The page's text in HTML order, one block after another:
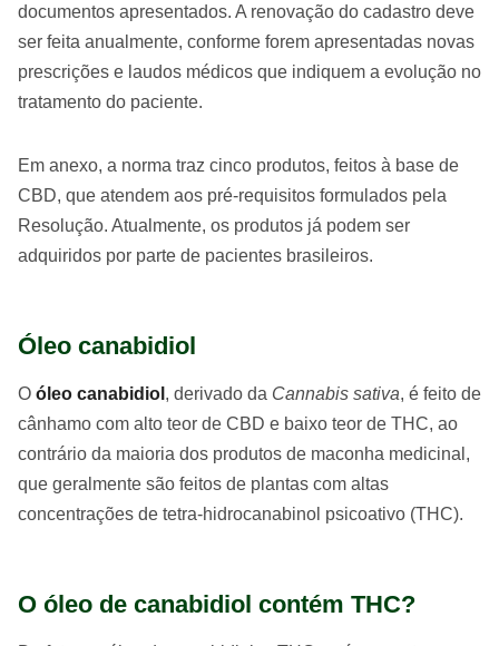
documentos apresentados. A renovação do cadastro deve
ser feita anualmente, conforme forem apresentadas novas
prescrições e laudos médicos que indiquem a evolução no
tratamento do paciente.
Em anexo, a norma traz cinco produtos, feitos à base de
CBD, que atendem aos pré-requisitos formulados pela
Resolução. Atualmente, os produtos já podem ser
adquiridos por parte de pacientes brasileiros.
Óleo canabidiol
O óleo canabidiol , derivado da Cannabis sativa, é feito de
cânhamo com alto teor de CBD e baixo teor de THC, ao
contrário da maioria dos produtos de maconha medicinal,
que geralmente são feitos de plantas com altas
concentrações de tetra-hidrocanabinol psicoativo (THC).
O óleo de canabidiol contém THC?